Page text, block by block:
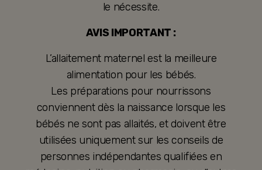
le nécessite.
AVIS IMPORTANT :
L’allaitement maternel est la meilleure
alimentation pour les bébés.
Les préparations pour nourrissons
conviennent dès la naissance lorsque les
bébés ne sont pas allaités, et doivent être
utilisées uniquement sur les conseils de
personnes indépendantes qualifiées en